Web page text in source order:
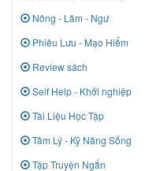
Nông - Lâm - Ngư
Phiêu Lưu - Mạo Hiểm
Review sách
Self Help - Khởi nghiệp
Tài Liệu Học Tập
Tâm Lý - Kỹ Năng Sống
Tập Truyện Ngắn